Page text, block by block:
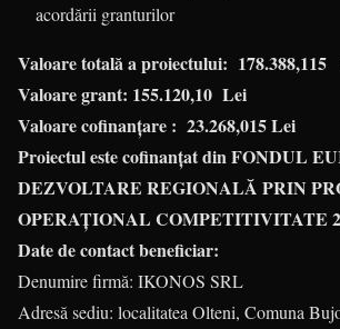
acordării granturilor
Valoare totală a proiectului:
Valoare grant: 155.120,10 Lei
Valoare cofinanțare : 23.268,015Lei
Proiectul este cofinanțatdin FONDUL
DEZVOLTARE REGIONALĂ PRIN
OPERAȚIONAL COMPETITIVITATE
Date de contact beneficiar:
Denumire firmă: IKONOS SRL
Adresă sediu: localitatea Olteni, Comuna